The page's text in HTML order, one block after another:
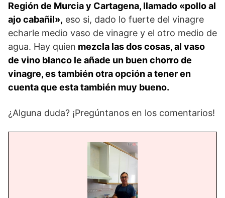
Región de Murcia y Cartagena, llamado «pollo al
ajo cabañil», eso si, dado lo fuerte del vinagre
echarle medio vaso de vinagre y el otro medio de
agua. Hay quien mezcla las dos cosas, al vaso
de vino blanco le añade un buen chorro de
vinagre, es también otra opción a tener en
cuenta que esta también muy bueno.
¿Alguna duda? ¡Pregúntanos en los comentarios!